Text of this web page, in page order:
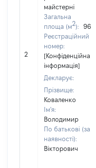
2
майстерні
Загальна
площа (м2):
96
Реєстраційний
номер:
[Конфіденційна
інформація]
Декларує:
Прізвище:
Коваленко
Ім'я:
Володимир
По батькові (за
наявності):
Вікторович